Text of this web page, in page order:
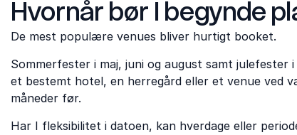
Hvornår bør I begynde
De mest populære venues bliver hurtigt booket.
Sommerfester i maj, juni og august samt
et bestemt hotel, en herregård eller et venue ved
måneder før.
Har I fleksibilitet i datoen, kan hverdage eller